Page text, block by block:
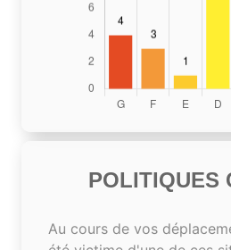
POLITIQUES
Au cours de vos